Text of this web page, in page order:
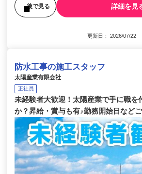
後で見る 詳細を見
更新日： 2026/07/22
防水工事の施工スタッフ
太陽産業有限会社
正社員
未経験者大歓迎！太陽産業で手に職を
か？昇給・賞与も有♪勤務開始日など